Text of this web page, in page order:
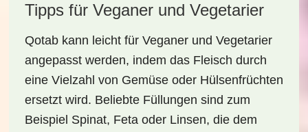
Tipps für Veganer und Vegetarier
Qotab kann leicht für Veganer und Vegetarier
angepasst werden, indem das Fleisch durch
eine Vielzahl von Gemüse oder Hülsenfrüchten
ersetzt wird. Beliebte Füllungen sind zum
Beispiel Spinat, Feta oder Linsen, die dem